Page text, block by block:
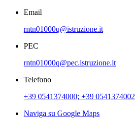
Email
rntn01000q@istruzione.it
PEC
rntn01000q@pec.istruzione.it
Telefono
+39 0541374000; +39 0541374002
Naviga su Google Maps